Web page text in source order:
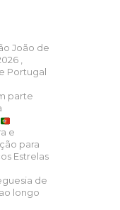
João de
,
Portugal
parte
e
para
Estrelas
de
longo